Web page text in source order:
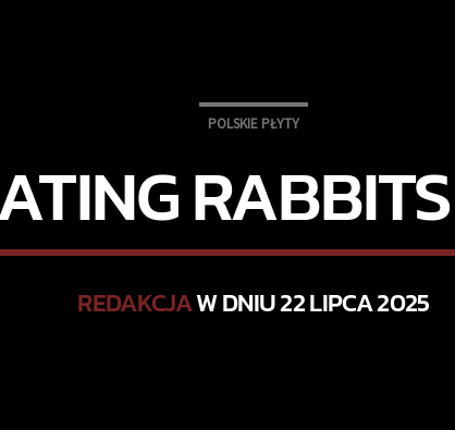
POLSKIE PŁYTY
REDAKCJAW DNIU 22 LIPCA 2025